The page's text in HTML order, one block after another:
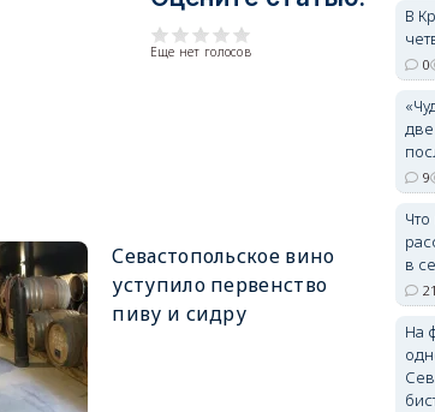
Еще нет голосов
Севастопольское вино
уступило первенство
пиву и сидру
В
0
9
в
На